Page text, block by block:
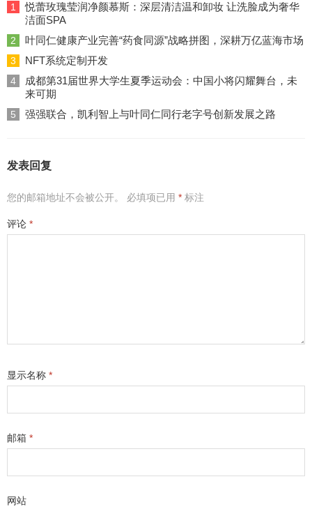
1
悦蕾玫瑰莹润净颜慕斯：深层清洁温和卸妆 让洗脸成为奢华
洁面SPA
2 叶同仁健康产业完善“药食同源”战略拼图，深耕万亿蓝海市场
3 NFT系统定制开发
4
成都第31届世界大学生夏季运动会：中国小将闪耀舞台，未
来可期
5 强强联合，凯利智上与叶同仁同行老字号创新发展之路
发表回复
您的邮箱地址不会被公开。 必填项已用 * 标注
评论 *
显示名称 *
邮箱 *
网站